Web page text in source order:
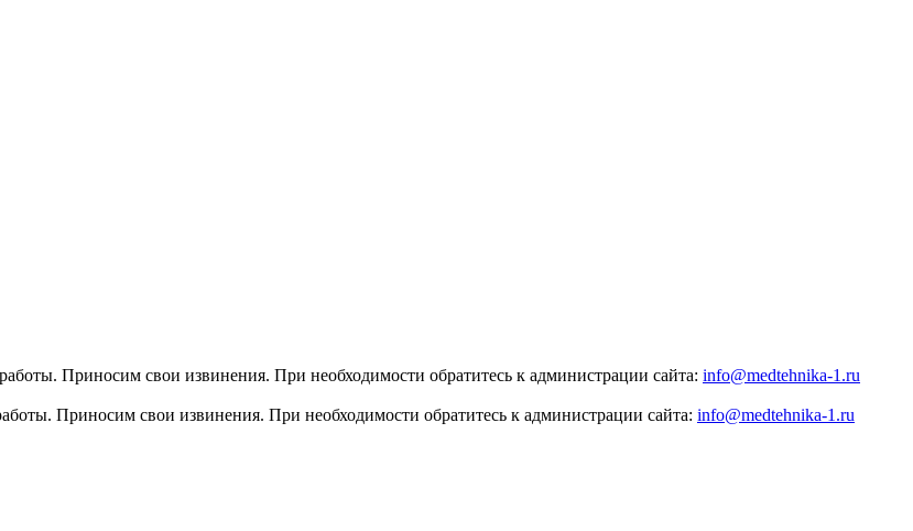
Приносим свои извинения. При необходимости обратитесь к администрации сайта: info@medtehnika-1.ru
Приносим свои извинения. При необходимости обратитесь к администрации сайта: info@medtehnika-1.ru